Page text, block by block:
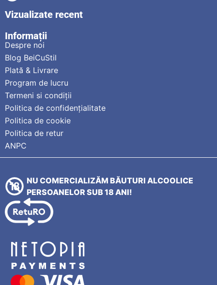
Vizualizate recent
Informații
Despre noi
Blog BeiCuStil
Plată & Livrare
Program de lucru
Termeni si condiții
Politica de confidențialitate
Politica de cookie
Politica de retur
ANPC
NU COMERCIALIZĂM BĂUTURI ALCOOLICE
PERSOANELOR SUB 18 ANI!